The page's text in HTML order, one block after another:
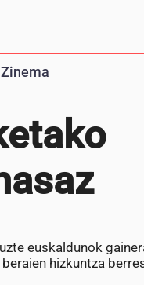
Zinema
euskaldunok
hizkuntza